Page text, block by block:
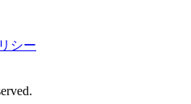
シー